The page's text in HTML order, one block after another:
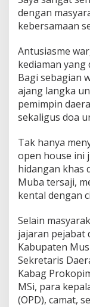
dengan
kebersamaan
Antusiasme
kediaman yang
Bagi sebagian
ajang langka
pemimpin
sekaligus doa
Tak hanya
open house ini
hidangan khas
Muba tersaji,
kental dengan
Selain
jajaran pejabat
Kabupaten
Sekretaris
Kabag
MSi, para
(OPD), camat,